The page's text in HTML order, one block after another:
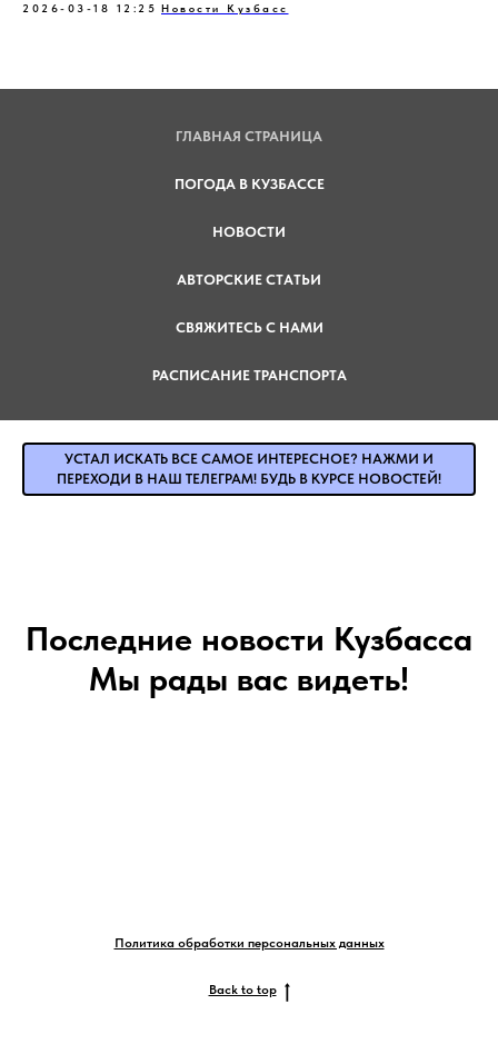
2026-03-18 12:25 Новости Кузбасс
ГЛАВНАЯ СТРАНИЦА
ПОГОДА В КУЗБАССЕ
НОВОСТИ
АВТОРСКИЕ СТАТЬИ
СВЯЖИТЕСЬ С НАМИ
РАСПИСАНИЕ ТРАНСПОРТА
УСТАЛ ИСКАТЬ ВСЕ САМОЕ ИНТЕРЕСНОЕ? НАЖМИ И
ПЕРЕХОДИ В НАШ ТЕЛЕГРАМ! БУДЬ В КУРСЕ НОВОСТЕЙ!
Последние новости Кузбасса
Мы рады вас видеть!
Политика обработки персональных данных
Back to top